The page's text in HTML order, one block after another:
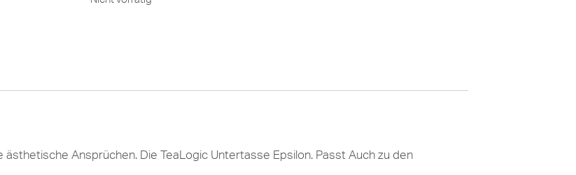
Ansprüchen. Die TeaLogic Untertasse Epsilon. Passt Auch zu den